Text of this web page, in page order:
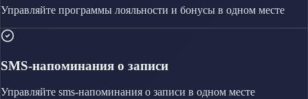
Управляйте программы лояльности и бонусы в одном месте
SMS-напоминания о записи
Управляйте sms-напоминания о записи в одном месте